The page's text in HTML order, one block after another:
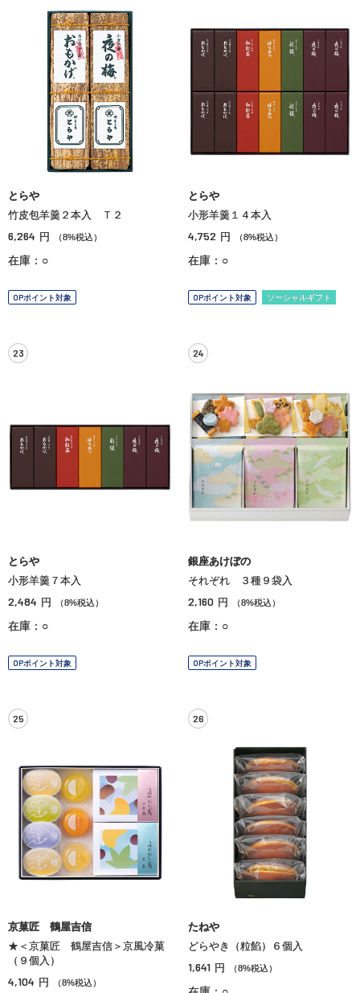
とらや
竹皮包羊羹２本入 Ｔ２
6,264 円 （8%税込）
在庫：○
OPポイント対象
とらや
小形羊羹１４本入
4,752 円 （8%税込）
在庫：○
OPポイント対象 ソーシャルギフト
23
とらや
小形羊羹７本入
2,484 円 （8%税込）
在庫：○
OPポイント対象
24
銀座あけぼの
それぞれ ３種９袋入
2,160 円 （8%税込）
在庫：○
OPポイント対象
25
京菓匠 鶴屋吉信
★＜京菓匠 鶴屋吉信＞京風冷菓
（９個入）
4,104 円 （8%税込）
26
たねや
どらやき（粒餡）６個入
1,641 円 （8%税込）